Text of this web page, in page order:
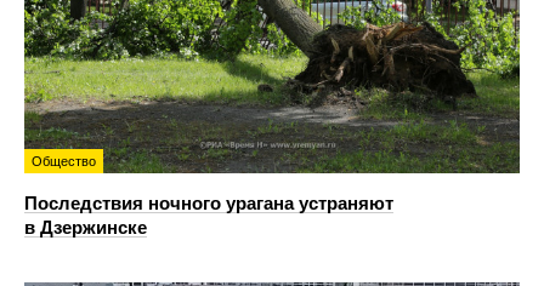
Общество
Последствия ночного урагана устраняют
в Дзержинске